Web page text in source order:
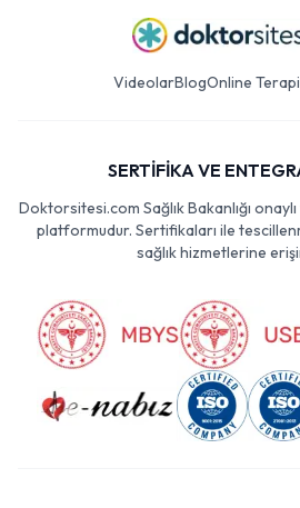
VideolarBlogOnline Terapi
SERTİFİKA VE
Doktorsitesi.com Sağlık Bakanlığı
platformudur. Sertifikaları ile
sağlık hizmetlerine